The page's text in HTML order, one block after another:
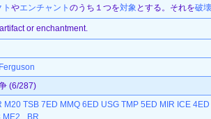
やエンチャント のうち１つを対象 とする。それを破壊
or enchantment.
(6/287)
M20 TSB 7ED MMQ 6ED USG TMP 5ED MIR ICE 4ED
ME2 _BR